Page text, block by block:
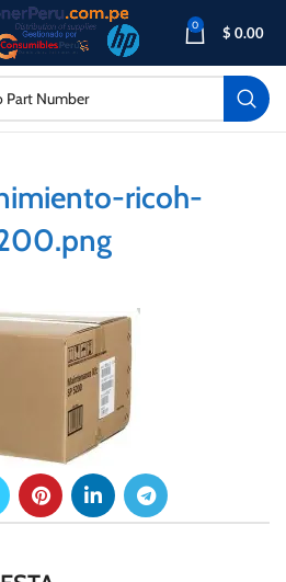
0 $ 0.00
ricoh-